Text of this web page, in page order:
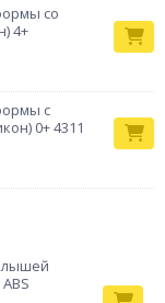
со
4+
с
0+ 4311